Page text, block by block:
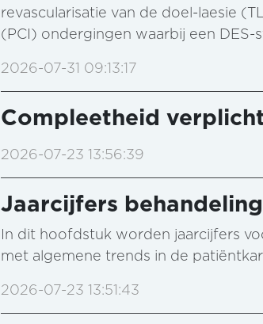
revascularisatie van de doel-laesie
(PCI) ondergingen waarbij een DES-
2026-07-31 09:13:17
Compleetheid
2026-07-23 13:56:39
Jaarcijfers
In dit hoofdstuk worden jaarcijfers
met algemene trends in de
2026-07-23 13:51:43